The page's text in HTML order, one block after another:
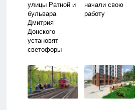
улицы Ратной и
бульвара
Дмитрия
Донского
установят
светофоры
начали свою
работу